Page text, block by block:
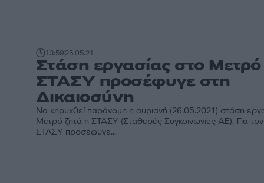
13:5925.05.21
Στάση εργασίας στο
ΣΤΑΣΥ προσέφυγε στη
Δικαιοσύνη
Να κηρυχθεί παράνομη η αυριανή (26.05.2021) στάση
Μετρό ζητά η ΣΤΑΣΥ (Σταθερές Συγκοινωνίες ΑΕ). Για
ΣΤΑΣΥ προσέφυγε...